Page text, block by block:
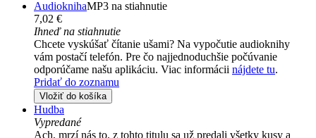
AudioknihaMP3 na stiahnutie
7,02 €
Ihneď na stiahnutie
Chcete vyskúšať čítanie ušami? Na vypočutie audioknihy
vám postačí telefón. Pre čo najjednoduchšie počúvanie
odporúčame našu aplikáciu. Viac informácii nájdete tu.
Pridať do zoznamu
Vložiť do košíka
Hudba
Vypredané
Ach, mrzí nás to, z tohto titulu sa už predali všetky kusy a